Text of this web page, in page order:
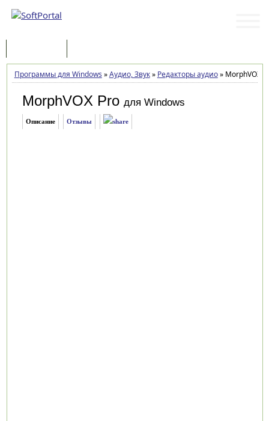
Программы для Windows »Аудио, Звук» Редакторы аудио»MorphVOX
MorphVOX Pro для Windows
Описание Отзывы